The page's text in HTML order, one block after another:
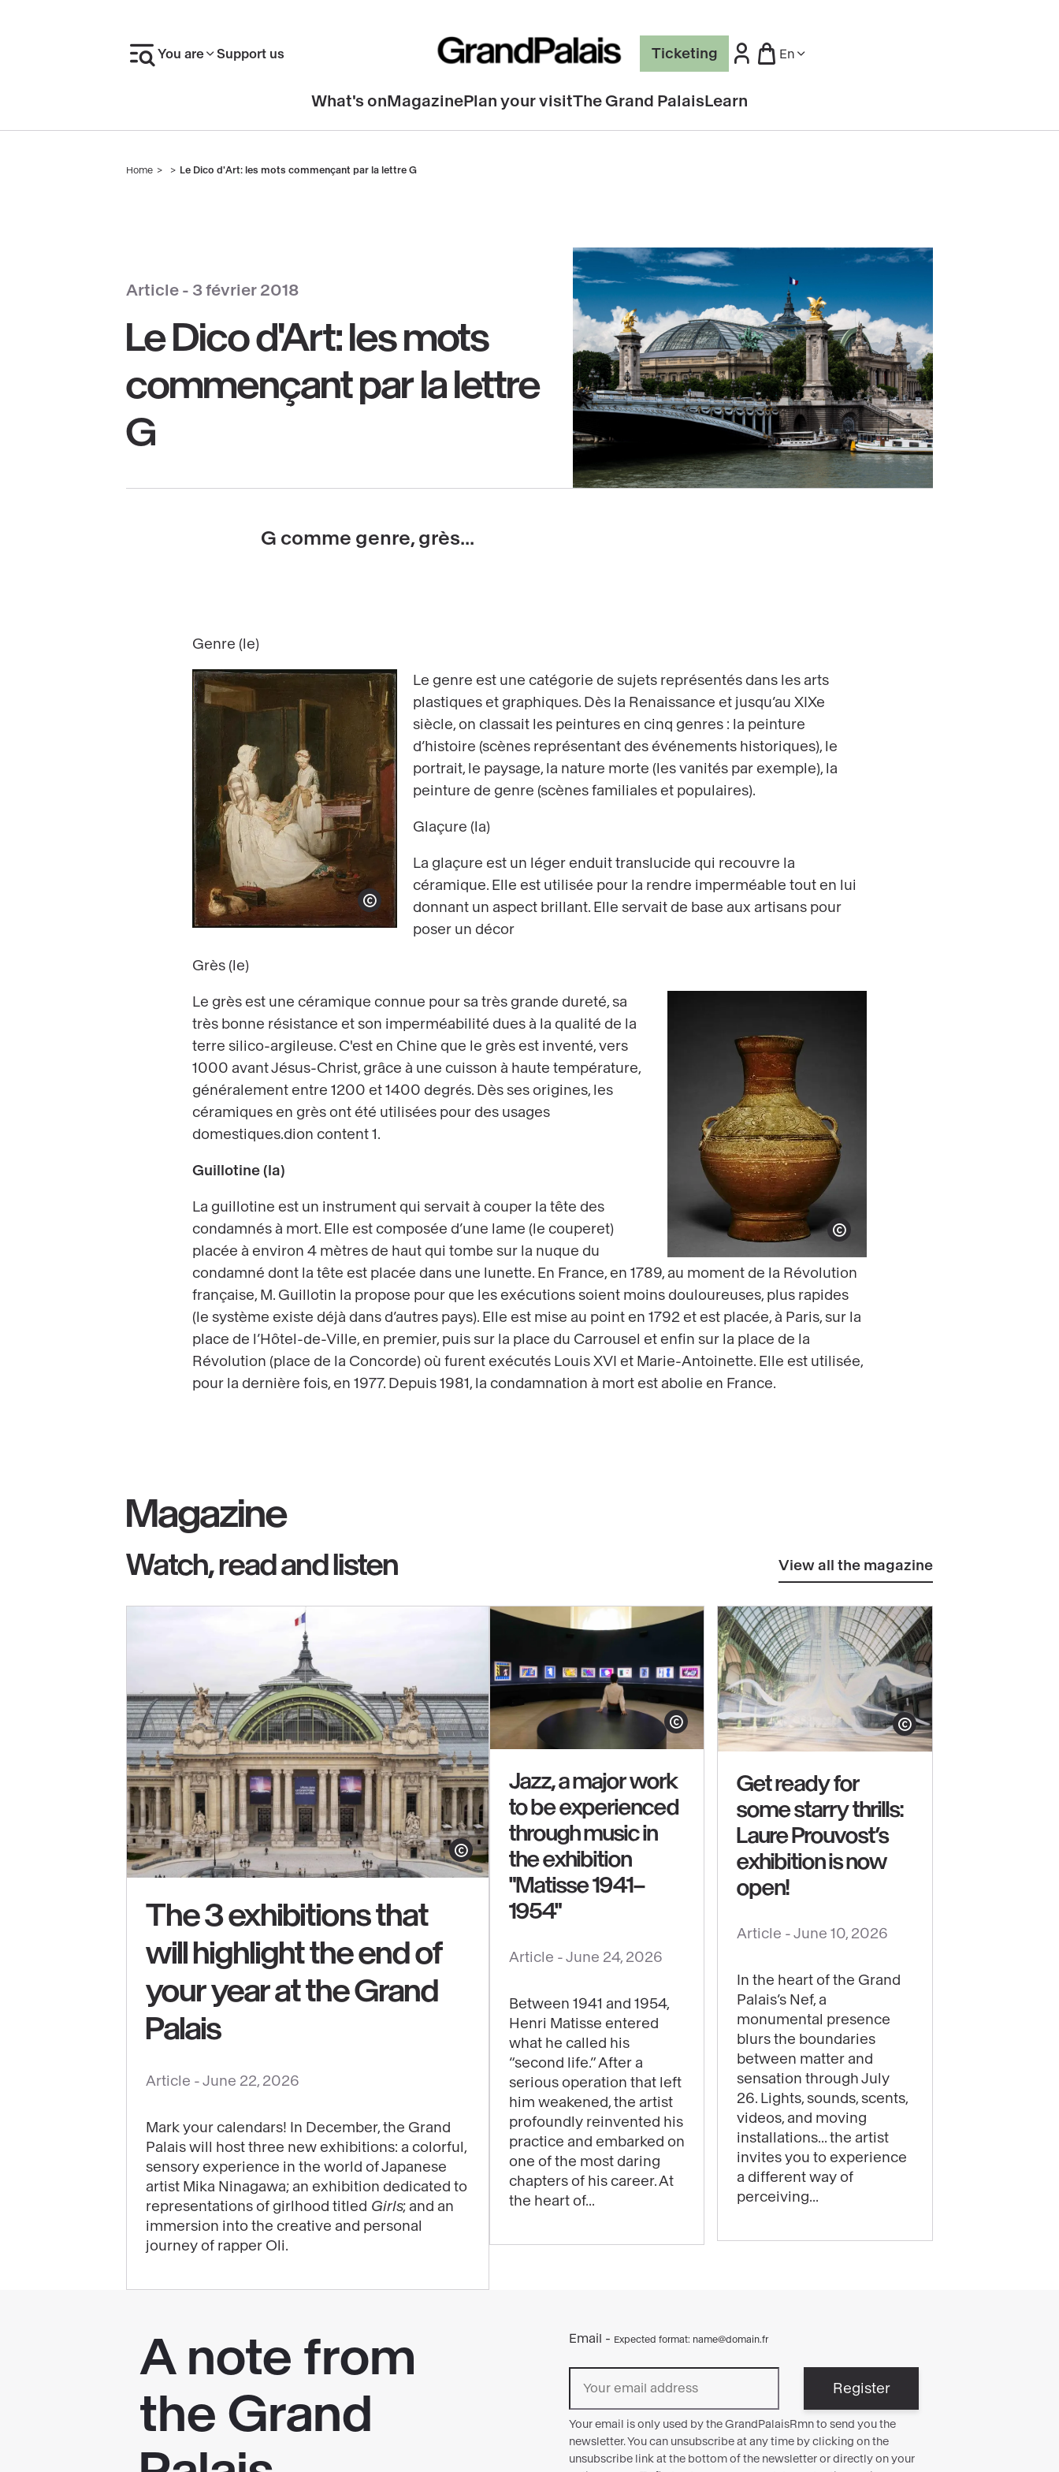
You are Support us Ticketing En
What's on MagazinePlan your visitThe Grand PalaisLearn
Breadcrumb
Home Le Dico d'Art: les mots commençant par la lettre G
Article - 3 février 2018
Le Dico d'Art: les mots
commençant par la lettre
G
G comme genre, grès...
Genre (le)
Show copyright
Le genre est une catégorie de sujets représentés dans les arts
plastiques et graphiques. Dès la Renaissance et jusqu’au XIXe
siècle, on classait les peintures en cinq genres : la peinture
d’histoire (scènes représentant des événements historiques), le
portrait, le paysage, la nature morte (les vanités par exemple), la
peinture de genre (scènes familiales et populaires).
Glaçure (la)
La glaçure est un léger enduit translucide qui recouvre la
céramique. Elle est utilisée pour la rendre imperméable tout en lui
donnant un aspect brillant. Elle servait de base aux artisans pour
poser un décor
Grès (le)
Show copyright
Le grès est une céramique connue pour sa très grande dureté, sa
très bonne résistance et son imperméabilité dues à la qualité de la
terre silico-argileuse. C'est en Chine que le grès est inventé, vers
1000 avant Jésus-Christ, grâce à une cuisson à haute température,
généralement entre 1200 et 1400 degrés. Dès ses origines, les
céramiques en grès ont été utilisées pour des usages
domestiques.dion content 1.
Guillotine (la)
La guillotine est un instrument qui servait à couper la tête des
condamnés à mort. Elle est composée d’une lame (le couperet)
placée à environ 4 mètres de haut qui tombe sur la nuque du
condamné dont la tête est placée dans une lunette. En France, en 1789, au moment de la Révolution
française, M. Guillotin la propose pour que les exécutions soient moins douloureuses, plus rapides
(le système existe déjà dans d’autres pays). Elle est mise au point en 1792 et est placée, à Paris, sur la
place de l’Hôtel-de-Ville, en premier, puis sur la place du Carrousel et enfin sur la place de la
Révolution (place de la Concorde) où furent exécutés Louis XVI et Marie-Antoinette. Elle est utilisée,
pour la dernière fois, en 1977. Depuis 1981, la condamnation à mort est abolie en France.
Magazine
Watch, read and listen View all the magazine
content
The
exhibitions
will
highlight
the
end
your
Palais
Show copyright
Article - June 22, 2026
The 3 exhibitions that
will highlight the end of
your year at the Grand
Palais
Mark your calendars! In December, the Grand
Palais will host three new exhibitions: a colorful,
sensory experience in the world of Japanese
artist Mika Ninagawa; an exhibition dedicated to
representations of girlhood titled Girls; and an
immersion into the creative and personal
journey of rapper Oli.
See
Jazz,
major
work
experienced
through
music
Show copyright
Jazz, a major work
to be experienced
through music in
the exhibition
"Matisse 1941–
1954"
Article - June 24, 2026
Between 1941 and 1954,
Henri Matisse entered
what he called his
“second life.” After a
serious operation that left
him weakened, the artist
profoundly reinvented his
practice and embarked on
one of the most daring
chapters of his career. At
the heart of...
Get
ready
some
starry
thrills:
Laure
Prouvost’s
exhibition
Show copyright
Get ready for
some starry thrills:
Laure Prouvost’s
exhibition is now
open!
Article -June 10, 2026
In the heart of the Grand
Palais’s Nef, a
monumental presence
blurs the boundaries
between matter and
sensation through July
26. Lights, sounds, scents,
videos, and moving
installations... the artist
invites you to experience
a different way of
perceiving...